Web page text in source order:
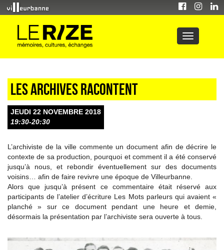
Les archives racontent
JEUDI 22 NOVEMBRE 2018
19:30-20:30
L’archiviste de la ville commente un document afin de décrire le
contexte de sa production, pourquoi et comment il a été conservé
jusqu’à nous, et rebondir éventuellement sur des documents
voisins… afin de faire revivre une époque de Villeurbanne.
Alors que jusqu’à présent ce commentaire était réservé aux
participants de l’atelier d’écriture Les Mots parleurs qui avaient «
planché » sur ce document pendant une heure et demie,
désormais la présentation par l’archiviste sera ouverte à tous.